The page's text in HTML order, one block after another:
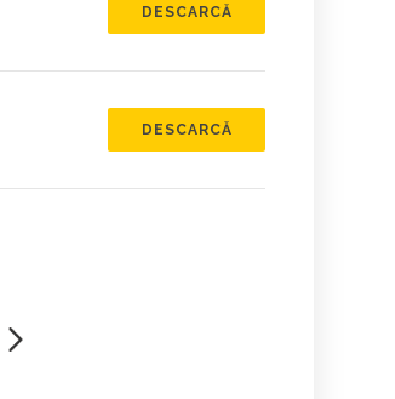
DESCARCĂ
DESCARCĂ